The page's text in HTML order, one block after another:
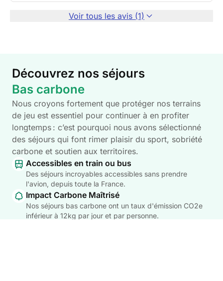
Voir tous les avis (1)
Découvrez nos séjours
Bas carbone
Nous croyons fortement que protéger nos terrains
de jeu est essentiel pour continuer à en profiter
longtemps : c’est pourquoi nous avons sélectionné
des séjours qui font rimer plaisir du sport, sobriété
carbone et soutien aux territoires.
Accessibles en train ou bus
Des séjours incroyables accessibles sans prendre
l'avion, depuis toute la France.
Impact Carbone Maîtrisé
Nos séjours bas carbone ont un taux d'émission CO2e
inférieur à 12kg par jour et par personne.